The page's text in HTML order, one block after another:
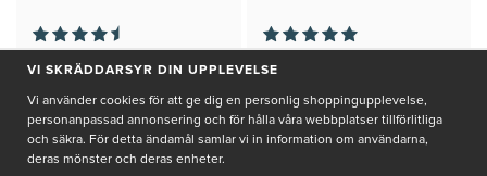
KÖP+
VI SKRÄDDARSYR DIN UPPLEVELSE
Vi använder cookies för att ge dig en personlig shoppingupplevelse,
personanpassad annonsering och för hålla våra webbplatser tillförlitliga
och säkra. För detta ändamål samlar vi in information om användarna,
deras mönster och deras enheter.